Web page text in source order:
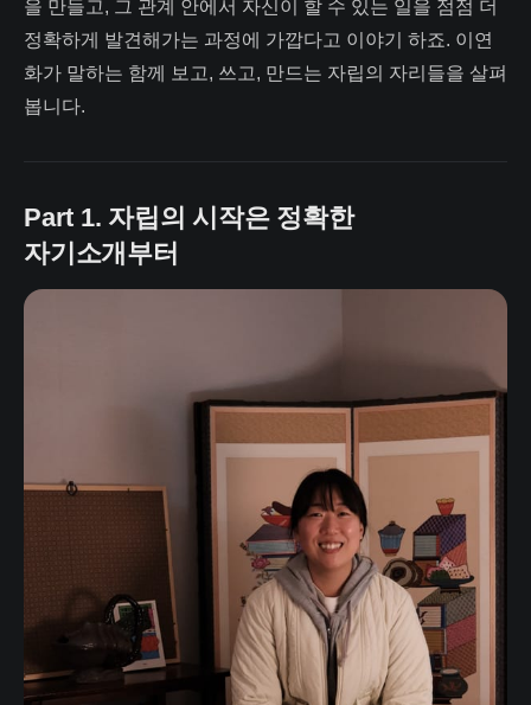
을 만들고, 그 관계 안에서 자신이 할 수 있는 일을 점점 더
정확하게 발견해가는 과정에 가깝다고 이야기 하죠. 이연
화가 말하는 함께 보고, 쓰고, 만드는 자립의 자리들을 살펴
봅니다.
Part 1. 자립의 시작은 정확한
자기소개부터